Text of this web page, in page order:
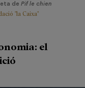
de Pif le chien
"la Caixa"
el